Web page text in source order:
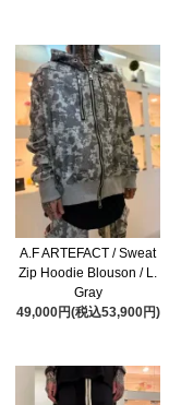
A.F ARTEFACT / Sweat
Zip Hoodie Blouson / L.
Gray
49,000円(税込53,900円)